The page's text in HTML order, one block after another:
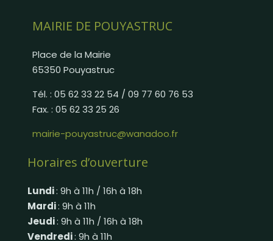
MAIRIE DE POUYASTRUC
Place de la Mairie
65350 Pouyastruc
Tél. : 05 62 33 22 54 / 09 77 60 76 53
Fax. : 05 62 33 25 26
mairie-pouyastruc@wanadoo.fr
Horaires d’ouverture
Lundi: 9h à 11h / 16h à 18h
Mardi: 9h à 11h
Jeudi: 9h à 11h / 16h à 18h
Vendredi: 9h à 11h